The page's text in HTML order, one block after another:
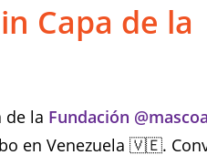
Capa de la
de la Fundación
en Venezuela 🇻🇪.